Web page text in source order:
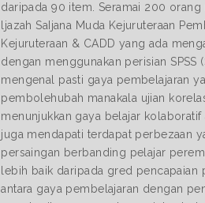
daripada 90 item. Seramai 200
ljazah SaIjana Muda Kejuruteraan
Kejuruteraan & CADD yang ada
dengan menggunakan perisian
mengenal pasti gaya pembelajaran
pembolehubah manakala ujian
menunjukkan gaya belajar
juga mendapati terdapat perbezaan
persaingan berbanding pelajar
lebih baik daripada gred pencapaian
antara gaya pembelajaran dengan